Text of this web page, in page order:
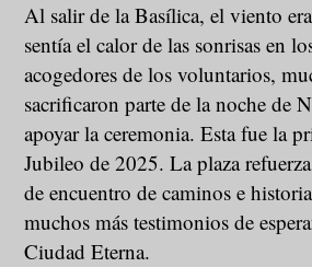
Al salir de la Basílica, el viento
sentía el calor de las sonrisas en
acogedores de los voluntarios,
sacrificaron parte de la noche de
apoyar la ceremonia. Esta fue la
Jubileo de 2025. La plaza
de encuentro de caminos e
muchos más testimonios de
Ciudad Eterna.